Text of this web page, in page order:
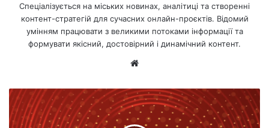
Спеціалізується на міських новинах, аналітиці та створенні
контент-стратегій для сучасних онлайн-проєктів. Відомий
умінням працювати з великими потоками інформації та
формувати якісний, достовірний і динамічний контент.
са
йт